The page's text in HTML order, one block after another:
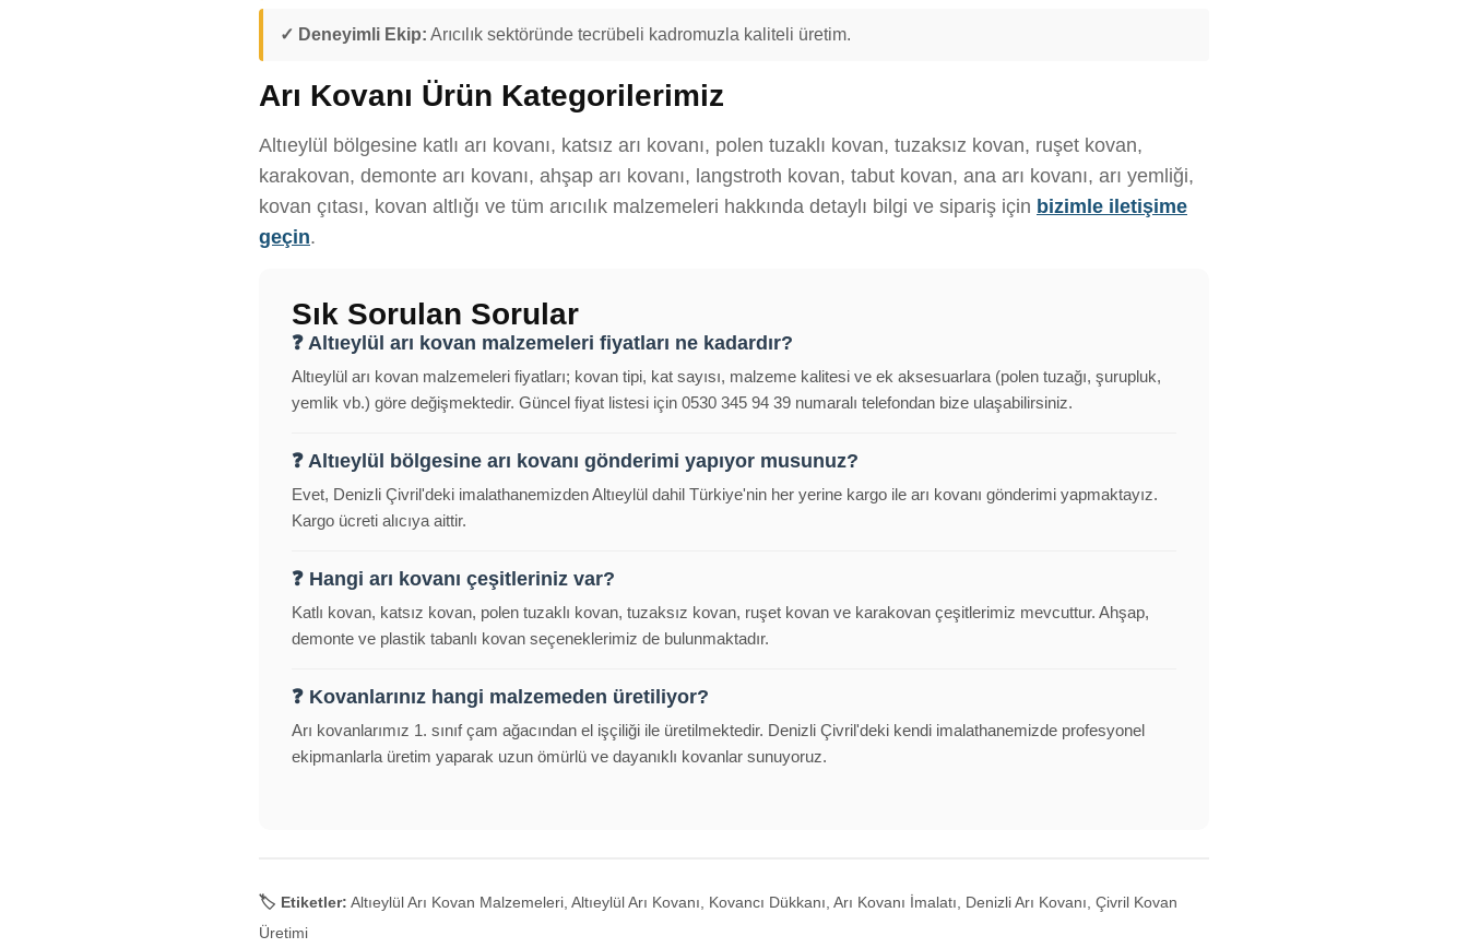
✓ Deneyimli Ekip: Arıcılık sektöründe tecrübeli kadromuzla kaliteli üretim.
Arı Kovanı Ürün Kategorilerimiz
Altıeylül bölgesine katlı arı kovanı, katsız arı kovanı, polen tuzaklı kovan, tuzaksız kovan, ruşet kovan,
karakovan, demonte arı kovanı, ahşap arı kovanı, langstroth kovan, tabut kovan, ana arı kovanı, arı yemliği,
kovan çıtası, kovan altlığı ve tüm arıcılık malzemeleri hakkında detaylı bilgi ve sipariş için bizimle iletişime
geçin.
Sık Sorulan Sorular
❓ Altıeylül arı kovan malzemeleri fiyatları ne kadardır?
Altıeylül arı kovan malzemeleri fiyatları; kovan tipi, kat sayısı, malzeme kalitesi ve ek aksesuarlara (polen tuzağı, şurupluk,
yemlik vb.) göre değişmektedir. Güncel fiyat listesi için 0530 345 94 39 numaralı telefondan bize ulaşabilirsiniz.
❓ Altıeylül bölgesine arı kovanı gönderimi yapıyor musunuz?
Evet, Denizli Çivril'deki imalathanemizden Altıeylül dahil Türkiye'nin her yerine kargo ile arı kovanı gönderimi yapmaktayız.
Kargo ücreti alıcıya aittir.
❓ Hangi arı kovanı çeşitleriniz var?
Katlı kovan, katsız kovan, polen tuzaklı kovan, tuzaksız kovan, ruşet kovan ve karakovan çeşitlerimiz mevcuttur. Ahşap,
demonte ve plastik tabanlı kovan seçeneklerimiz de bulunmaktadır.
❓ Kovanlarınız hangi malzemeden üretiliyor?
Arı kovanlarımız 1. sınıf çam ağacından el işçiliği ile üretilmektedir. Denizli Çivril'deki kendi imalathanemizde profesyonel
ekipmanlarla üretim yaparak uzun ömürlü ve dayanıklı kovanlar sunuyoruz.
🏷️ Etiketler: Altıeylül Arı Kovan Malzemeleri, Altıeylül Arı Kovanı, Kovancı Dükkanı, Arı Kovanı İmalatı, Denizli Arı Kovanı, Çivril Kovan
Üretimi